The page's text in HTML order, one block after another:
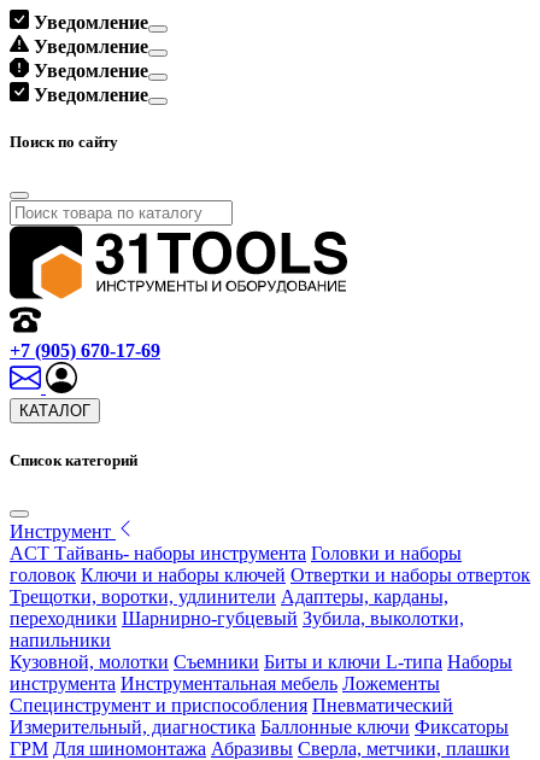
Уведомление
Уведомление
Уведомление
Уведомление
Поиск по сайту
+7 (905) 670-17-69
КАТАЛОГ
Список категорий
Инструмент
ACT Тайвань- наборы инструмента Головки и наборы
головок Ключи и наборы ключей Отвертки и наборы отверток
Трещотки, воротки, удлинители Адаптеры, карданы,
переходники Шарнирно-губцевый Зубила, выколотки,
напильники
Кузовной, молотки Съемники Биты и ключи L-типа Наборы
инструмента Инструментальная мебель Ложементы
Специнструмент и приспособления Пневматический
Измерительный, диагностика Баллонные ключи Фиксаторы
ГРМ Для шиномонтажа Абразивы Сверла, метчики, плашки